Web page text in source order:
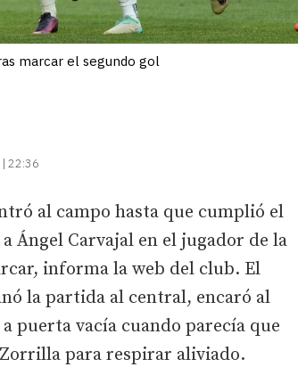
marcar el segundo gol
22:36
al campo hasta que cumplió el
Ángel Carvajal en el jugador de la
informa la web del club. El
la partida al central, encaró al
puerta vacía cuando parecía que
para respirar aliviado.